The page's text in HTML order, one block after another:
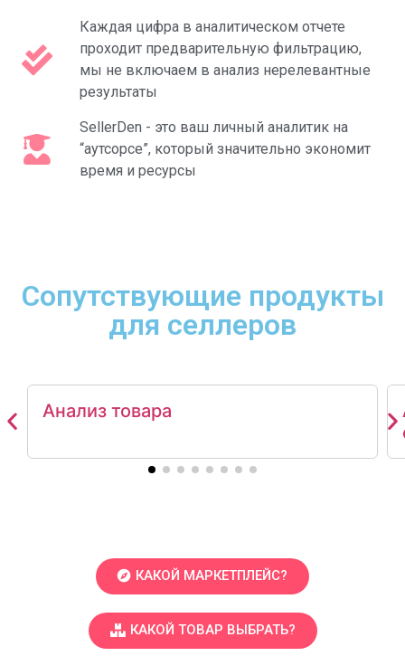
Каждая цифра в аналитическом отчете
проходит предварительную фильтрацию,
мы не включаем в анализ нерелевантные
результаты
SellerDen - это ваш личный аналитик на
“аутсорсе”, который значительно экономит
время и ресурсы
Сопутствующие продукты
для селлеров
Анализ товара
КАКОЙ МАРКЕТПЛЕЙС?
КАКОЙ ТОВАР ВЫБРАТЬ?